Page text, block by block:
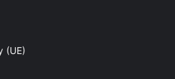
(UE)